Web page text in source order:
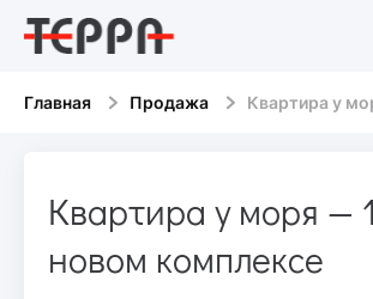
Главная Продажа Квартира у моря —
Квартира у моря —
новом комплексе